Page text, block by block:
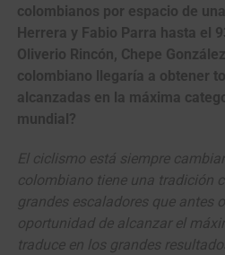
colombianos por espacio de
Herrera y Fabio Parra hasta el
Oliverio Rincón, Chepe
colombiano llegaría a obtener
alcanzadas en la máxima
mundial?
El ciclismo está siempre
colombiano tiene una tradición
grandes escaladores que antes
oportunidad de alcanzar el
traduce en los grandes